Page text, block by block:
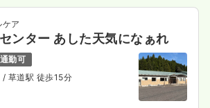
ア
ンター あした天気になぁれ
勤可
/ 草道駅 徒歩15分